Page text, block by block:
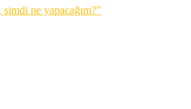
ne yapacağım?”